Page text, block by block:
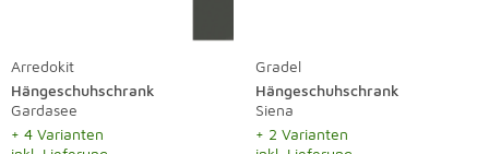
Arredokit
Hängeschuhschrank
Gardasee
+ 4 Varianten
Gradel
Hängeschuhschrank
Siena
+ 2 Varianten